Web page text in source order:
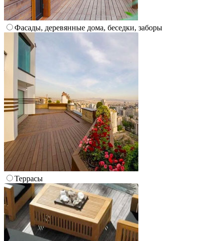
Фасады, деревянные дома, беседки, заборы
Террасы